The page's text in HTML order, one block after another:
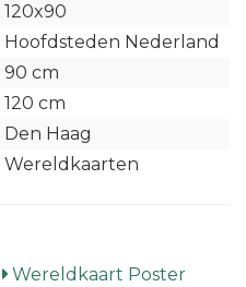
120x90
Hoofdsteden Nederland
90 cm
120 cm
Den Haag
Wereldkaarten
Wereldkaart Poster